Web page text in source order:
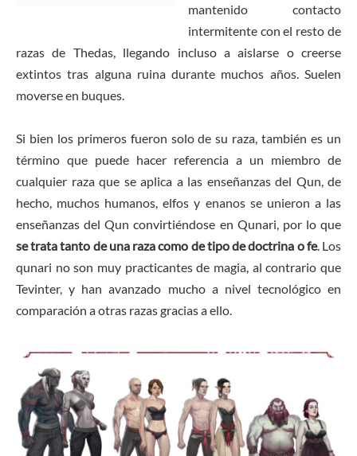
mantenido contacto
intermitente con el resto de
razas de Thedas, llegando incluso a aislarse o creerse
extintos tras alguna ruina durante muchos años. Suelen
moverse en buques.
Si bien los primeros fueron solo de su raza, también es un
término que puede hacer referencia a un miembro de
cualquier raza que se aplica a las enseñanzas del Qun, de
hecho, muchos humanos, elfos y enanos se unieron a las
enseñanzas del Qun convirtiéndose en Qunari, por lo que
se trata tanto de una raza como de tipo de doctrina o fe. Los
qunari no son muy practicantes de magia, al contrario que
Tevinter, y han avanzado mucho a nivel tecnológico en
comparación a otras razas gracias a ello.